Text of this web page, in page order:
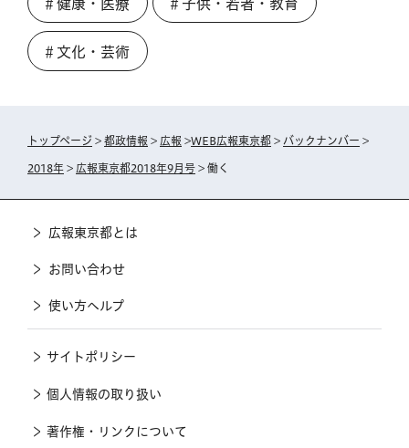
＃健康・医療 ＃子供・若者・教育
＃文化・芸術
トップページ > 都政情報 > 広報 >WEB広報東京都 > バックナンバー >
2018年 > 広報東京都2018年9月号 > 働く
広報東京都とは
お問い合わせ
使い方ヘルプ
サイトポリシー
個人情報の取り扱い
著作権・リンクについて